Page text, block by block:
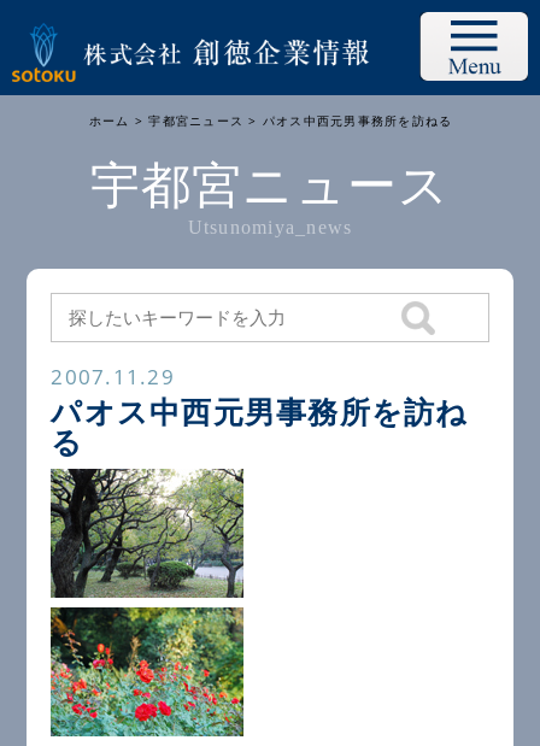
ホーム >宇都宮ニュース > パオス中西元男事務所を訪ねる
宇都宮ニュース
Utsunomiya_news
2007.11.29
パオス中西元男事務所を訪ね
る